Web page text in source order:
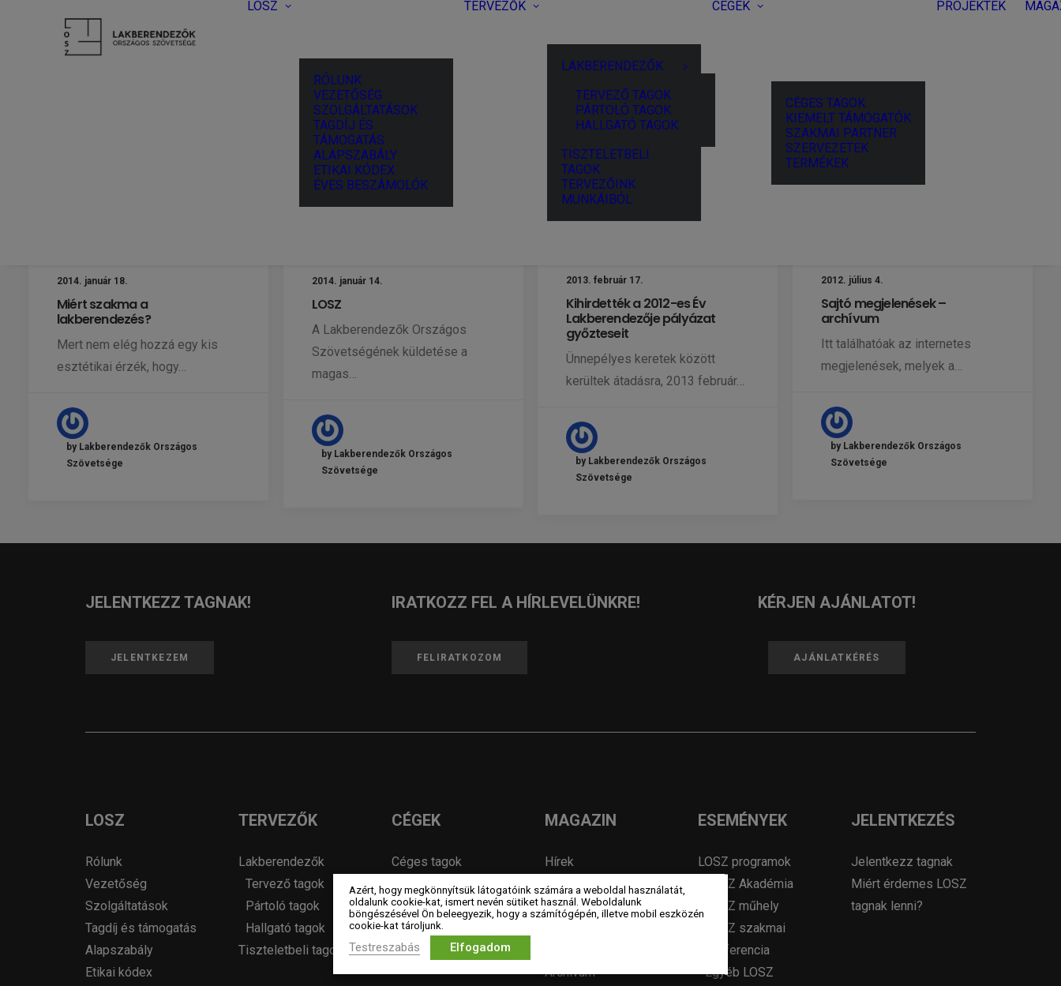
LOSZ
RÓLUNK
VEZETŐSÉG
SZOLGÁLTATÁSOK
TAGDÍJ ÉS
TÁMOGATÁS
ALAPSZABÁLY
ETIKAI KÓDEX
ÉVES BESZÁMOLÓK
TERVEZŐK
LAKBERENDEZŐK
TERVEZŐ TAGOK
PÁRTOLÓ TAGOK
HALLGATÓ TAGOK
TISZTELETBELI
TAGOK
TERVEZŐINK
MUNKÁIBÓL
CÉGEK
CÉGES TAGOK
KIEMELT TÁMOGATÓK
SZAKMAI PARTNER
SZERVEZETEK
TERMÉKEK
PROJEKTEK
2014. január 18.
Miért szakma a
lakberendezés?
Mert nem elég hozzá egy kis
esztétikai érzék, hogy…
by Lakberendezők Országos
Szövetsége
2014. január 14.
LOSZ
A Lakberendezők Országos
Szövetségének küldetése a
magas…
by Lakberendezők Országos
Szövetsége
2013. február 17.
Kihirdették a 2012-es Év
Lakberendezője pályázat
győzteseit
Ünnepélyes keretek között
kerültek átadásra, 2013 február…
by Lakberendezők Országos
Szövetsége
2012. július 4.
Sajtó megjelenések –
archívum
Itt találhatóak az internetes
megjelenések, melyek a…
by Lakberendezők Országos
Szövetsége
JELENTKEZZ TAGNAK!
JELENTKEZEM
IRATKOZZ FEL A HÍRLEVELÜNKRE!
FELIRATKOZOM
KÉRJEN AJÁNLATOT!
AJÁNLATKÉRÉS
LOSZ
Rólunk
Vezetőség
Szolgáltatások
Tagdíj és támogatás
Alapszabály
Etikai kódex
TERVEZŐK
Lakberendezők
Tervező tagok
Pártoló tagok
Hallgató tagok
Tiszteletbeli tagok
CÉGEK
Céges tagok
Kiemelt támogatók
Szakmai partner
szervezetek
MAGAZIN
Hírek
Év lakberendezője
pályázatok
Archívum
ESEMÉNYEK
LOSZ programok
LOSZ Akadémia
LOSZ műhely
LOSZ szakmai
konferencia
Egyéb LOSZ
JELENTKEZÉS
Jelentkezz tagnak
Miért érdemes LOSZ
tagnak lenni?
Azért, hogy megkönnyítsük látogatóink számára a weboldal használatát,
oldalunk cookie-kat, ismert nevén sütiket használ. Weboldalunk
böngészésével Ön beleegyezik, hogy a számítógépén, illetve mobil eszközén
cookie-kat tároljunk.
Testreszabás Elfogadom